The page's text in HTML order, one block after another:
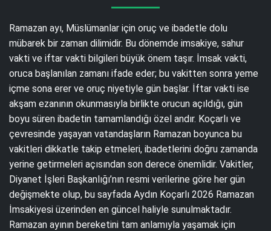
Ramazan ayı, Müslümanlar için oruç ve ibadetle dolu
mübarek bir zaman dilimidir. Bu dönemde imsakiye, sahur
vakti ve iftar vakti bilgileri büyük önem taşır. İmsak vakti,
oruca başlanılan zamanı ifade eder; bu vakitten sonra yeme
içme sona erer ve oruç niyetiyle gün başlar. İftar vakti ise
akşam ezanının okunmasıyla birlikte orucun açıldığı, gün
boyu süren ibadetin tamamlandığı özel andır. Koçarlı ve
çevresinde yaşayan vatandaşların Ramazan boyunca bu
vakitleri dikkatle takip etmeleri, ibadetlerini doğru zamanda
yerine getirmeleri açısından son derece önemlidir. Vakitler,
Diyanet İşleri Başkanlığı’nın resmi verilerine göre her gün
değişmekte olup, bu sayfada Aydın Koçarlı 2026 Ramazan
İmsakiyesi üzerinden en güncel haliyle sunulmaktadır.
Ramazan ayının bereketini tam anlamıyla yaşamak için